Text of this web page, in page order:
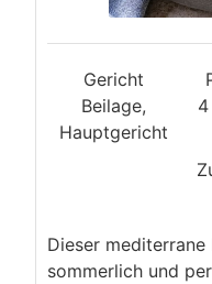
Gericht
Beilage,
Hauptgericht
4
Dieser
sommerlich und